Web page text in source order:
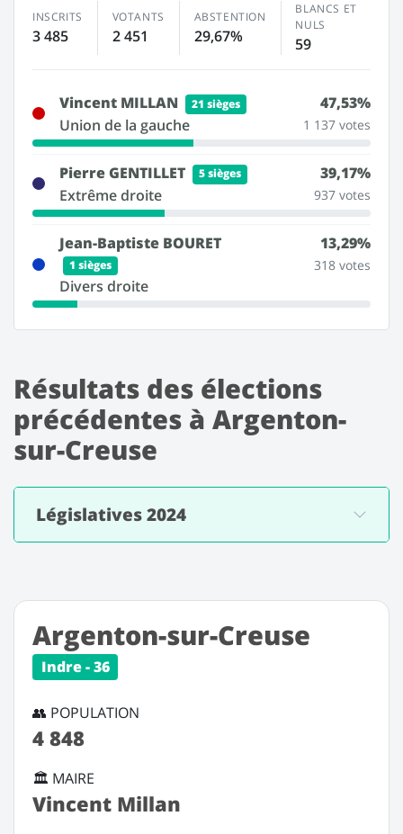
INSCRITS
3 485
VOTANTS
2 451
ABSTENTION
29,67%
BLANCS ET
NULS
59
Vincent MILLAN 21 sièges
Union de la gauche
47,53%
1 137 votes
Pierre GENTILLET 5 sièges
Extrême droite
39,17%
937 votes
Jean-Baptiste BOURET
1 sièges
Divers droite
13,29%
318 votes
Résultats des élections
précédentes à Argenton-
sur-Creuse
Législatives 2024
Argenton-sur-Creuse
Indre - 36
👥 POPULATION
4 848
🏛️ MAIRE
Vincent Millan